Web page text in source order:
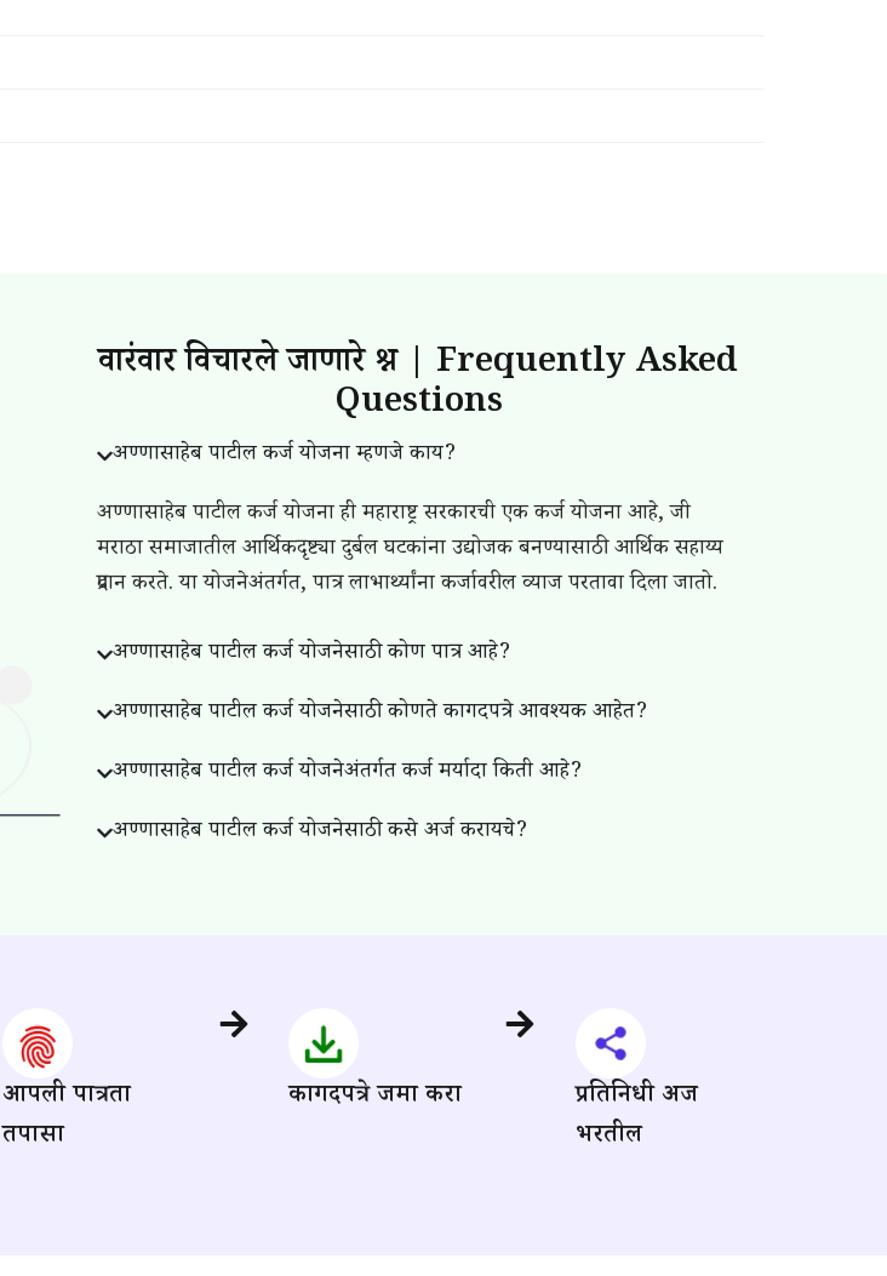
वारंवार विचारले जाणारे प्रश्न | Frequently Asked
Questions
अण्णासाहेब पाटील कर्ज योजना म्हणजे काय?
अण्णासाहेब पाटील कर्ज योजना ही महाराष्ट्र सरकारची एक कर्ज योजना आहे, जी
मराठा समाजातील आर्थिकदृष्ट्या दुर्बल घटकांना उद्योजक बनण्यासाठी आर्थिक सहाय्य
प्रदान करते. या योजनेअंतर्गत, पात्र लाभार्थ्यांना कर्जावरील व्याज परतावा दिला जातो.
अण्णासाहेब पाटील कर्ज योजनेसाठी कोण पात्र आहे?
अण्णासाहेब पाटील कर्ज योजनेसाठी कोणते कागदपत्रे आवश्यक आहेत?
अण्णासाहेब पाटील कर्ज योजनेअंतर्गत कर्ज मर्यादा किती आहे?
अण्णासाहेब पाटील कर्ज योजनेसाठी कसे अर्ज करायचे?
आपली पात्रता
तपासा
कागदपत्रे जमा करा
प्रतिनिधी अर्ज
भरतील